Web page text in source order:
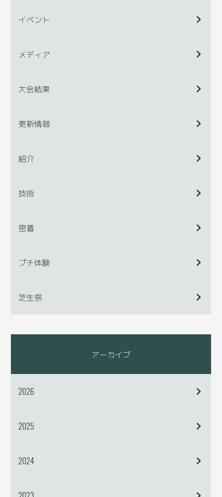
イベント
メディア
大会結果
更新情報
紹介
技術
密着
プチ体験
芝生祭
アーカイブ
2026
2025
2024